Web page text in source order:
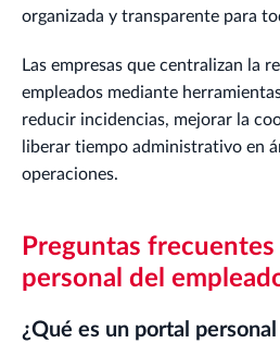
organizada y transparente para
Las empresas que centralizan la
empleados mediante
reducir incidencias, mejorar la
liberar tiempo administrativo en
operaciones.
Preguntas
personal del
¿Qué es un portal